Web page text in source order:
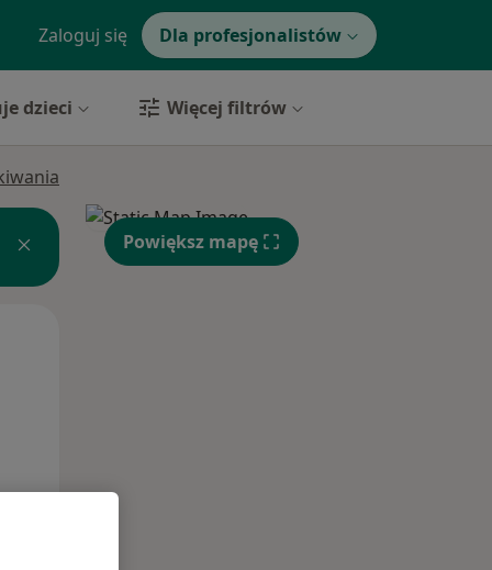
Zaloguj się Dla profesjonalistów
dzieci Więcej filtrów
Powiększ mapę